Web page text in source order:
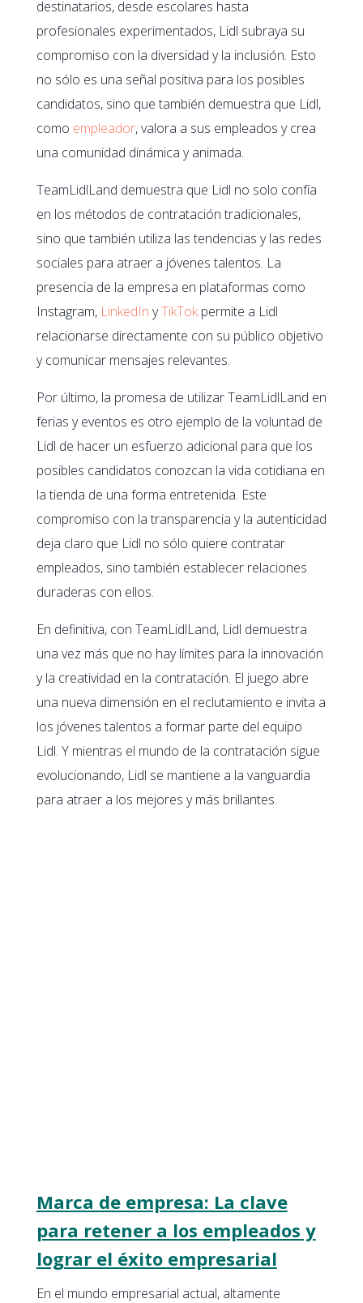
destinatarios, desde escolares hasta
profesionales experimentados, Lidl subraya su
compromiso con la diversidad y la inclusión. Esto
no sólo es una señal positiva para los posibles
candidatos, sino que también demuestra que Lidl,
como empleador, valora a sus empleados y crea
una comunidad dinámica y animada.
TeamLidlLand demuestra que Lidl no solo confía
en los métodos de contratación tradicionales,
sino que también utiliza las tendencias y las redes
sociales para atraer a jóvenes talentos. La
presencia de la empresa en plataformas como
Instagram, LinkedIn yTikTokpermite a Lidl
relacionarse directamente con su público objetivo
y comunicar mensajes relevantes.
Por último, la promesa de utilizar TeamLidlLand en
ferias y eventos es otro ejemplo de la voluntad de
Lidl de hacer un esfuerzo adicional para que los
posibles candidatos conozcan la vida cotidiana en
la tienda de una forma entretenida. Este
compromiso con la transparencia y la autenticidad
deja claro que Lidl no sólo quiere contratar
empleados, sino también establecer relaciones
duraderas con ellos.
En definitiva, con TeamLidlLand, Lidl demuestra
una vez más que no hay límites para la innovación
y la creatividad en la contratación. El juego abre
una nueva dimensión en el reclutamiento e invita a
los jóvenes talentos a formar parte del equipo
Lidl. Y mientras el mundo de la contratación sigue
evolucionando, Lidl se mantiene a la vanguardia
para atraer a los mejores y más brillantes.
Marca de empresa: La clave
para retener a los empleados y
lograr el éxito empresarial
En el mundo empresarial actual, altamente